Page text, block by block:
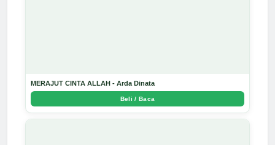
MERAJUT CINTA ALLAH - Arda Dinata
Beli / Baca